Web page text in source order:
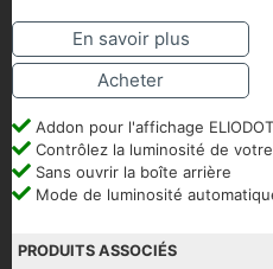
En savoir plus
Acheter
Addon pour l'affichage ELIODOT
Contrôlez la luminosité de
Sans ouvrir la boîte arrière
Mode de luminosité
PRODUITS ASSOCIÉS